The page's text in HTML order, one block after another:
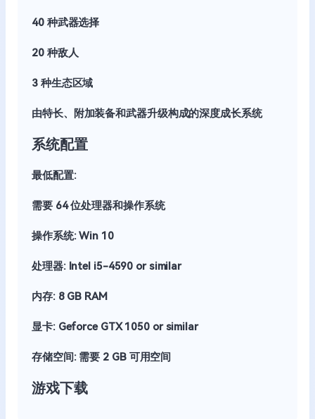
40 种武器选择
20 种敌人
3 种生态区域
由特长、附加装备和武器升级构成的深度成长系统
系统配置
最低配置:
需要 64 位处理器和操作系统
操作系统: Win 10
处理器: Intel i5-4590 or similar
内存: 8 GB RAM
显卡: Geforce GTX 1050 or similar
存储空间: 需要 2 GB 可用空间
游戏下载